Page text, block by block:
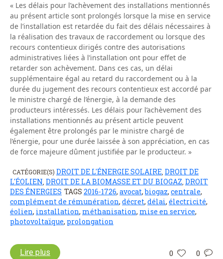
« Les délais pour l’achèvement des installations mentionnés
au présent article sont prolongés lorsque la mise en service
de l’installation est retardée du fait des délais nécessaires à
la réalisation des travaux de raccordement ou lorsque des
recours contentieux dirigés contre des autorisations
administratives liées à l’installation ont pour effet de
retarder son achèvement. Dans ces cas, un délai
supplémentaire égal au retard du raccordement ou à la
durée du jugement des recours contentieux est accordé par
le ministre chargé de l’énergie, à la demande des
producteurs intéressés. Les délais pour l’achèvement des
installations mentionnés au présent article peuvent
également être prolongés par le ministre chargé de
l’énergie, pour une durée laissée à son appréciation, en cas
de force majeure dûment justifiée par le producteur. »
CATÉGORIE(S) DROIT DE L'ÉNERGIE SOLAIRE DROIT DE
L'ÉOLIEN DROIT DE LA BIOMASSE ET DU BIOGAZ DROIT
DES ÉNERGIES TAGS 2016-1726, avocat,biogaz, centrale,
complément de rémunération, décret, délai, électricité,
éolien, installation, méthanisation, mise en service,
photovoltaïque, prolongation
0 0
Lire plus